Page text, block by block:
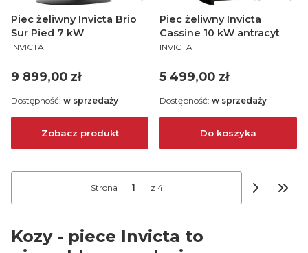
Piec żeliwny Invicta Brio
Sur Pied 7 kW
PRODUCENT
INVICTA
Cena
9 899,00 zł
Zobacz produkt
Dostępność: w sprzedaży
Piec żeliwny Invicta
Cassine 10 kW antracyt
PRODUCENT
INVICTA
Cena
5 499,00 zł
Do koszyka
Dostępność: w sprzedaży
Strona z 4
Kozy - piece Invicta to